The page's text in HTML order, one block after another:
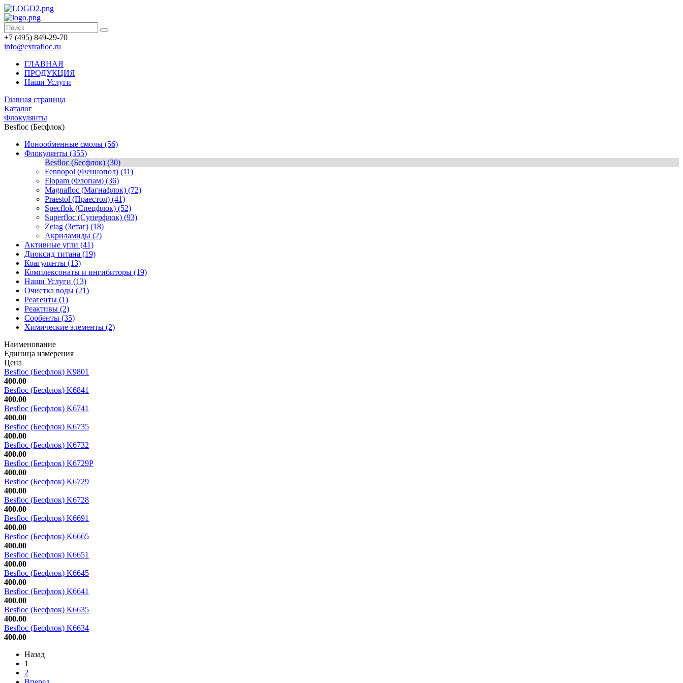
+7 (495) 849-29-70
info@extrafloc.ru
ГЛАВНАЯ
ПРОДУКЦИЯ
Наши Услуги
Главная страница
Каталог
Флокулянты
Besfloc (Бесфлок)
Ионообменные смолы (56)
Флокулянты (355)
Besfloc (Бесфлок) (30)
Fennopol (Феннопол) (11)
Flopam (Флопам) (36)
Magnafloc (Магнафлок) (72)
Praestol (Праестол) (41)
Specflok (Спецфлок) (52)
Superfloc (Суперфлок) (93)
Zetag (Зетаг) (18)
Акриламиды (2)
Активные угли (41)
Диоксид титана (19)
Коагулянты (13)
Комплексонаты и ингибиторы (19)
Наши Услуги (13)
Очистка воды (21)
Реагенты (1)
Реактивы (2)
Сорбенты (35)
Химические элементы (2)
Наименование
Единица измерения
Цена
Besfloc (Бесфлок) K9801
400.00
Besfloc (Бесфлок) K6841
400.00
Besfloc (Бесфлок) K6741
400.00
Besfloc (Бесфлок) K6735
400.00
Besfloc (Бесфлок) K6732
400.00
Besfloc (Бесфлок) K6729P
400.00
Besfloc (Бесфлок) K6729
400.00
Besfloc (Бесфлок) K6728
400.00
Besfloc (Бесфлок) K6691
400.00
Besfloc (Бесфлок) K6665
400.00
Besfloc (Бесфлок) K6651
400.00
Besfloc (Бесфлок) K6645
400.00
Besfloc (Бесфлок) K6641
400.00
Besfloc (Бесфлок) K6635
400.00
Besfloc (Бесфлок) K6634
400.00
Назад
1
2